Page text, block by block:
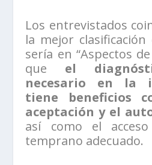
Los entrevistados
la mejor
sería en “Aspectos
que el
necesario en la
tiene beneficios
aceptación y el
así como el
temprano adecuado.